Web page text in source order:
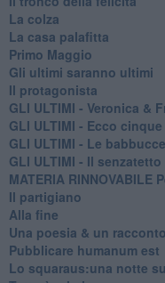
La colza
La casa palafitta
Primo Maggio
Gli ultimi saranno ultimi
Il protagonista
GLI ULTIMI - Veronica &
GLI ULTIMI - Ecco cinque
GLI ULTIMI - Le babbucce
GLI ULTIMI - Il senzatetto
MATERIA RINNOVABILE
Il partigiano
Alla fine
Una poesia & un racconto
Pubblicare humanum est
Lo squaraus:una notte